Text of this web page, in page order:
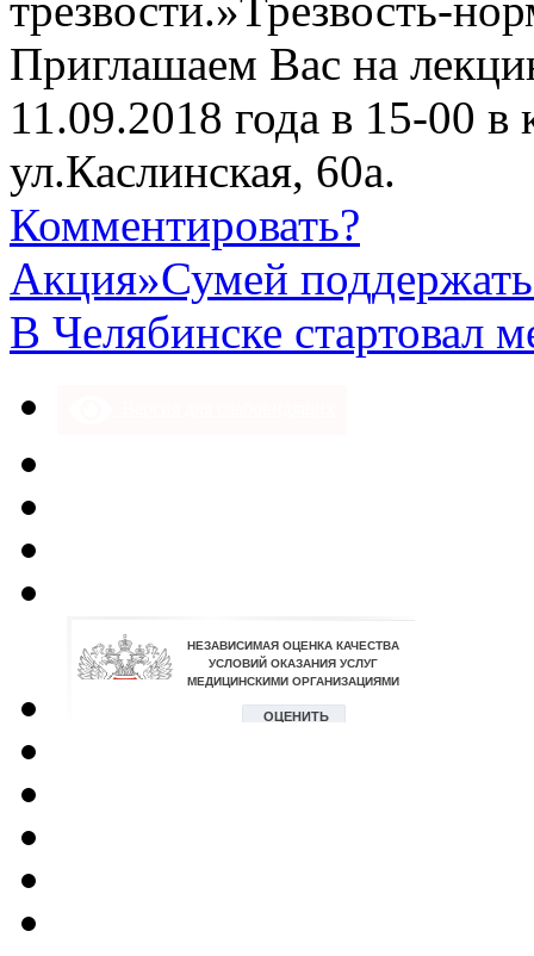
Приглашаем Вас на
11.09.2018 года в 15-00
ул.Каслинская, 60а.
Комментировать?
Акция»Сумей
В Челябинске стартовал